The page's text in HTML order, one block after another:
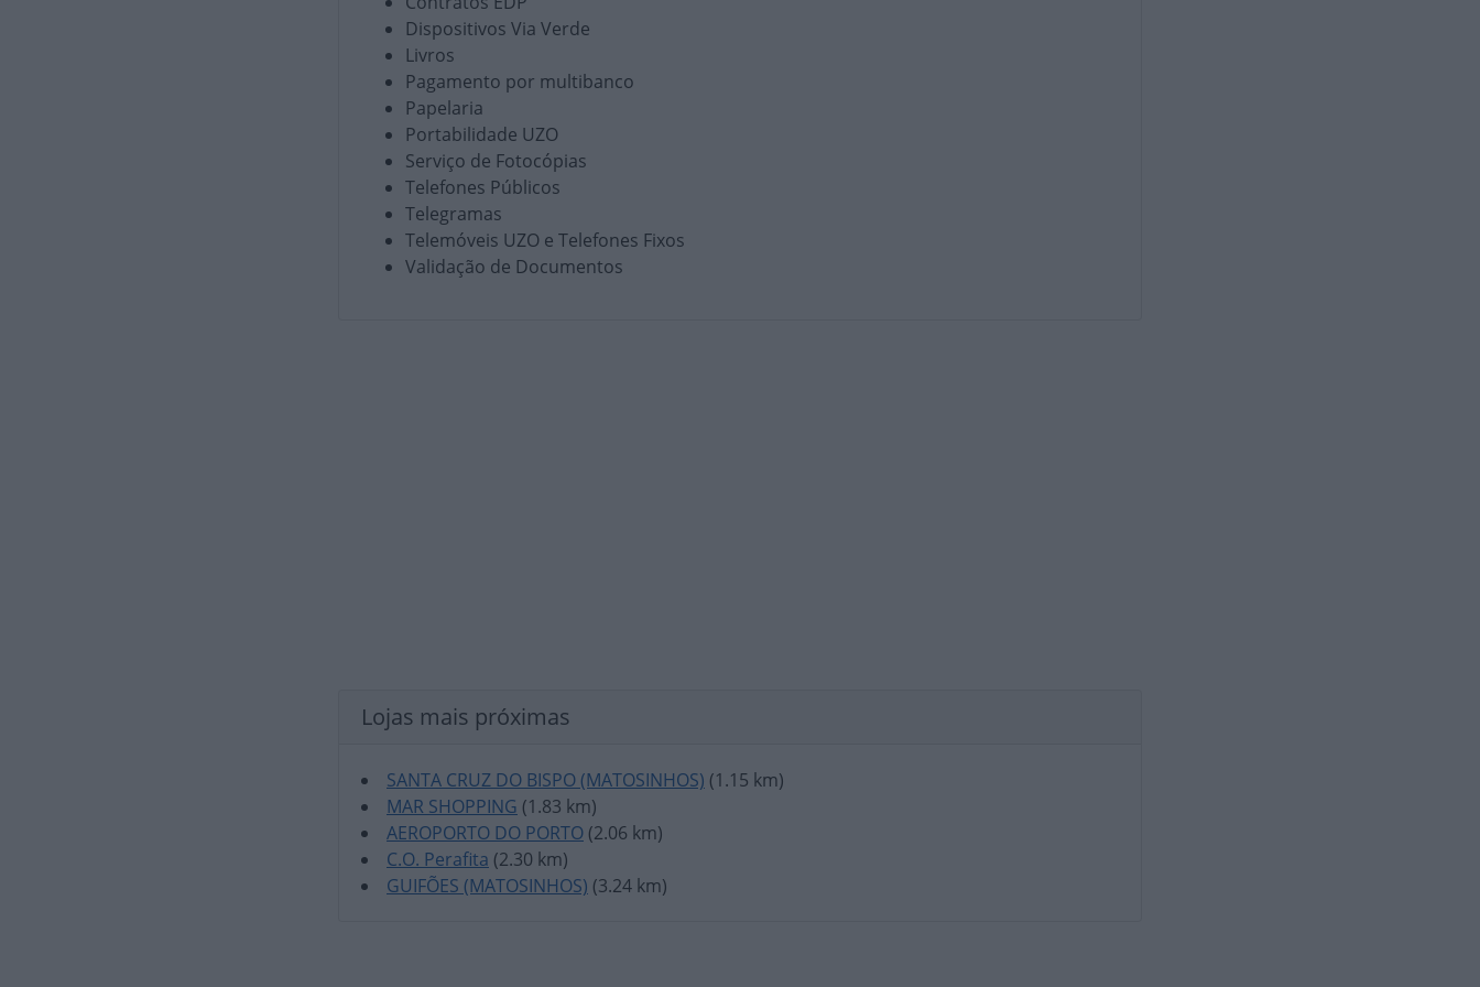
Dispositivos Via Verde
Livros
Pagamento por multibanco
Papelaria
Portabilidade UZO
Serviço de Fotocópias
Telefones Públicos
Telegramas
Telemóveis UZO e Telefones Fixos
Validação de Documentos
Lojas mais próximas
SANTA CRUZ DO BISPO (MATOSINHOS) (1.15 km)
MAR SHOPPING (1.83 km)
AEROPORTO DO PORTO (2.06 km)
C.O. Perafita (2.30 km)
GUIFÕES (MATOSINHOS) (3.24 km)